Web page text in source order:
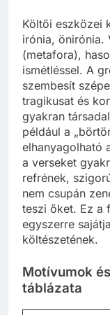
Költői eszközei
irónia, önirónia.
(metafora),
ismétléssel. A
szembesít
tragikusat és
gyakran
például a
elhanyagolható
a verseket
refrének,
nem csupán
teszi őket. Ez a
egyszerre
költészetének.
Motívumok
táblázata